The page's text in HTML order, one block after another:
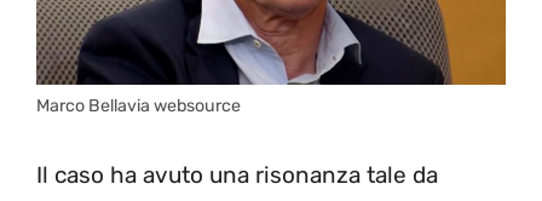
Marco Bellavia websource
Il caso ha avuto una risonanza tale da